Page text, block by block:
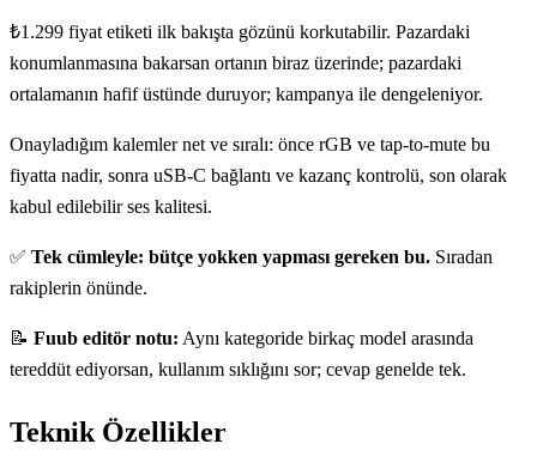
₺1.299 fiyat etiketi ilk bakışta gözünü korkutabilir. Pazardaki
konumlanmasına bakarsan ortanın biraz üzerinde; pazardaki
ortalamanın hafif üstünde duruyor; kampanya ile dengeleniyor.
Onayladığım kalemler net ve sıralı: önce rGB ve tap-to-mute bu
fiyatta nadir, sonra uSB-C bağlantı ve kazanç kontrolü, son olarak
kabul edilebilir ses kalitesi.
✅ Tek cümleyle: bütçe yokken yapması gereken bu. Sıradan
rakiplerin önünde.
📝 Fuub editör notu: Aynı kategoride birkaç model arasında
tereddüt ediyorsan, kullanım sıklığını sor; cevap genelde tek.
Teknik Özellikler